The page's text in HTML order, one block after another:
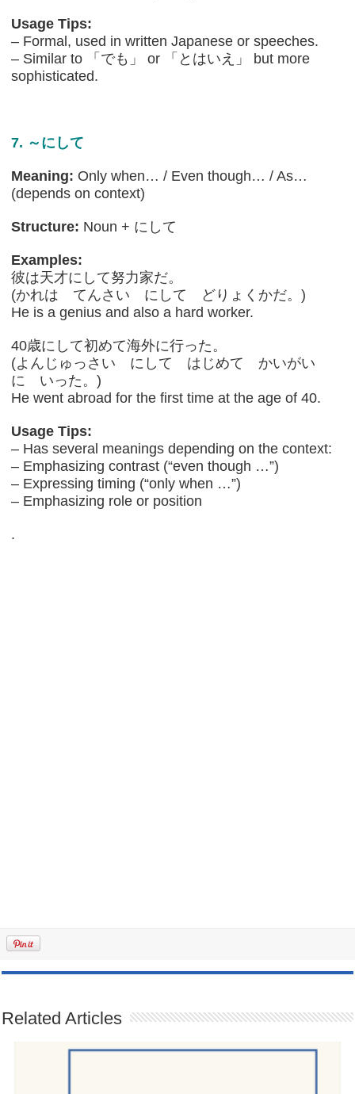
Usage Tips:
– Formal, used in written Japanese or speeches.
– Similar to 「でも」 or 「とはいえ」 but more
sophisticated.
7. ～にして
Meaning: Only when… / Even though… / As…
(depends on context)
Structure: Noun + にして
Examples:
彼は天才にして努力家だ。
(かれは てんさい にして どりょくかだ。)
He is a genius and also a hard worker.
40歳にして初めて海外に行った。
(よんじゅっさい にして はじめて かいがい
に いった。)
He went abroad for the first time at the age of 40.
Usage Tips:
– Has several meanings depending on the context:
– Emphasizing contrast (“even though …”)
– Expressing timing (“only when …”)
– Emphasizing role or position
.
Related Articles